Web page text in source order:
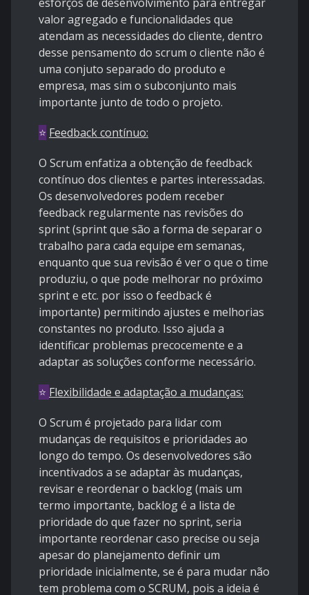
valor agregado e funcionalidades que
atendam as necessidades do cliente, dentro
desse pensamento do scrum o cliente não é
uma conjuto separado do produto e
empresa, mas sim o subconjunto mais
importante junto de todo o projeto.
⭐ Feedback contínuo:
O Scrum enfatiza a obtenção de feedback
contínuo dos clientes e partes interessadas.
Os desenvolvedores podem receber
feedback regularmente nas revisões do
sprint (sprint que são a forma de separar o
trabalho para cada equipe em semanas,
enquanto que sua revisão é ver o que o time
produziu, o que pode melhorar no próximo
sprint e etc. por isso o feedback é
importante) permitindo ajustes e melhorias
constantes no produto. Isso ajuda a
identificar problemas precocemente e a
adaptar as soluções conforme necessário.
⭐ Flexibilidade e adaptação a mudanças:
O Scrum é projetado para lidar com
mudanças de requisitos e prioridades ao
longo do tempo. Os desenvolvedores são
incentivados a se adaptar às mudanças,
revisar e reordenar o backlog (mais um
termo importante, backlog é a lista de
prioridade do que fazer no sprint, seria
importante reordenar caso precise ou seja
apesar do planejamento definir um
prioridade inicialmente, se é para mudar não
tem problema com o SCRUM, pois a ideia é